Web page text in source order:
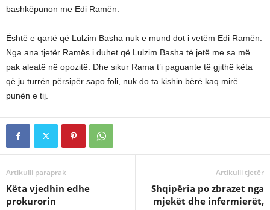
bashkëpunon me Edi Ramën.
Është e qartë që Lulzim Basha nuk e mund dot i vetëm Edi Ramën.
Nga ana tjetër Ramës i duhet që Lulzim Basha të jetë me sa më
pak aleatë në opozitë. Dhe sikur Rama t’i paguante të gjithë këta
që ju turrën përsipër sapo foli, nuk do ta kishin bërë kaq mirë
punën e tij.
Artikulli paraprak
Këta vjedhin edhe
prokurorin
Artikulli tjetër
Shqipëria po zbrazet nga
mjekët dhe infermierët,